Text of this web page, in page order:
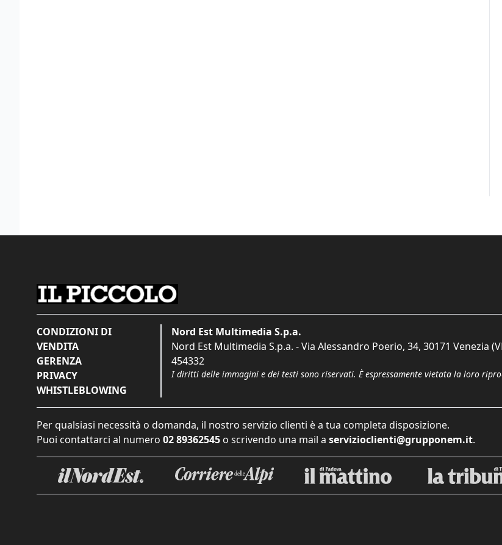
CONDIZIONI DI
VENDITA
GERENZA
PRIVACY
WHISTLEBLOWING
Nord Est Multimedia S.p.a.
Nord Est Multimedia S.p.a. - Via Alessandro Poerio, 34, 30171 Venezia
454332
I diritti delle immagini e dei testi sono riservati. È espressamente vietata la loro
Per qualsiasi necessità o domanda, il nostro servizio clienti è a tua completa disposizione.
Puoi contattarci al numero 02 89362545 o scrivendo una mail a servizioclienti@grupponem.it.